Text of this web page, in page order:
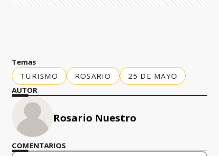
Temas
TURISMO
ROSARIO
25 DE MAYO
AUTOR
Rosario Nuestro
COMENTARIOS